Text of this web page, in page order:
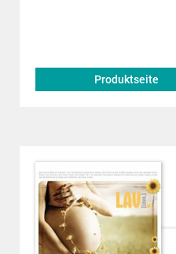
Produktseite